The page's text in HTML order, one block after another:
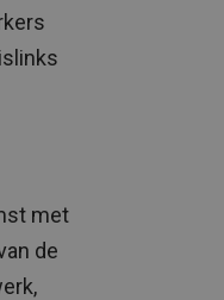
met
de